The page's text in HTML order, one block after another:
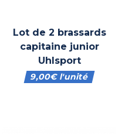
Lot de 2 brassards
capitaine junior
Uhlsport
9,00€l'unité